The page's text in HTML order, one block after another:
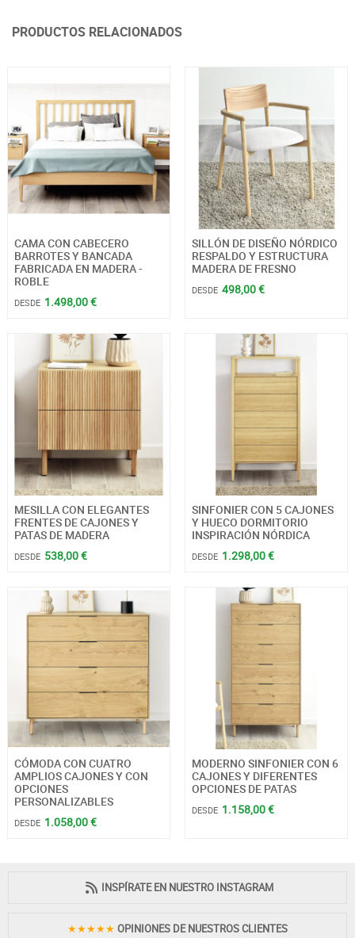
PRODUCTOS RELACIONADOS
CAMA CON CABECERO
BARROTES Y BANCADA
FABRICADA EN MADERA -
ROBLE
DESDE 1.498,00 €
SILLÓN DE DISEÑO NÓRDICO
RESPALDO Y ESTRUCTURA
MADERA DE FRESNO
DESDE 498,00 €
MESILLA CON ELEGANTES
FRENTES DE CAJONES Y
PATAS DE MADERA
DESDE 538,00 €
SINFONIER CON 5 CAJONES
Y HUECO DORMITORIO
INSPIRACIÓN NÓRDICA
DESDE 1.298,00 €
CÓMODA CON CUATRO
AMPLIOS CAJONES Y CON
OPCIONES
PERSONALIZABLES
DESDE 1.058,00 €
MODERNO SINFONIER CON 6
CAJONES Y DIFERENTES
OPCIONES DE PATAS
DESDE 1.158,00 €
INSPÍRATE EN NUESTRO INSTAGRAM
★★★★★ OPINIONES DE NUESTROS CLIENTES